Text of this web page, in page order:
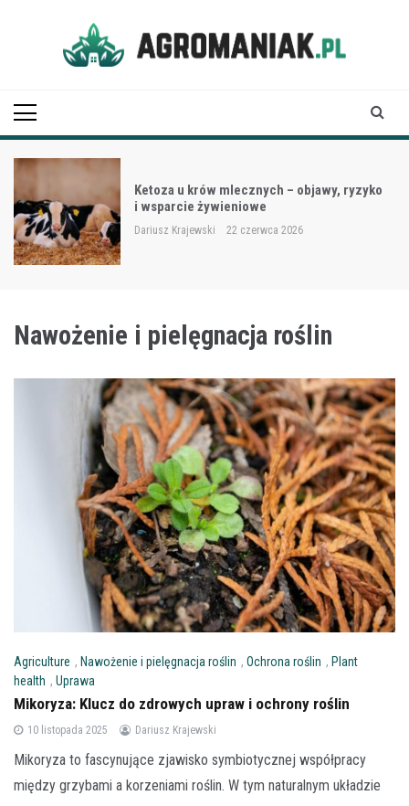
Ketoza u krów mlecznych – objawy, ryzyko
i wsparcie żywieniowe
Dariusz Krajewski 22 czerwca 2026
Nawożenie i pielęgnacja roślin
Agriculture , Nawożenie i pielęgnacja roślin , Ochrona roślin , Plant
health , Uprawa
Mikoryza: Klucz do zdrowych upraw i ochrony roślin
10 listopada 2025 Dariusz Krajewski
Mikoryza to fascynujące zjawisko symbiotycznej współpracy
między grzybami a korzeniami roślin. W tym naturalnym układzie